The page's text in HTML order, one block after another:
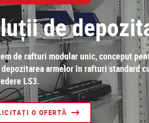
de
de rafturi modular unic, conceput
armelor în rafturi standard
LS3.
O OFERTĂ